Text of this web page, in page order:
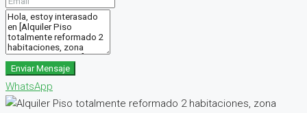
Enviar Mensaje
WhatsApp